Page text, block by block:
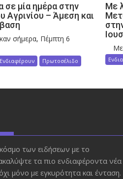
σε μία ημέρα στην
Αγρινίου – Άμεση και
σήμερα, Πέμπτη 6
Ενδιαφέρουν
Πρωτοσέλιδο
Με
Με
των ειδήσεων με το
τα πιο ενδιαφέροντα νέα
μόνο με εγκυρότητα και ένταση.